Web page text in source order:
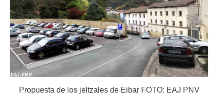
Propuesta de los jeltzales de Eibar FOTO: EAJ PNV